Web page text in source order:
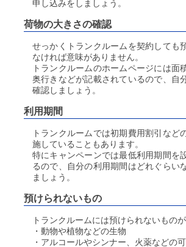
申し込みをしましょう。
荷物の大きさの確認
せっかくトランクルームを契約しても
なければ意味がありません。
トランクルームのホームページには面
奥行きなどが記載されているので、自
確認しましょう。
利用期間
トランクルームでは初期費用割引など
施していることもあります。
特にキャンペーンでは最低利用期間を
るので、自分の利用期間はどれぐらい
ましょう。
預けられないもの
トランクルームには預けられないものが
・動物や植物などの生物
・アルコールやシンナー、火薬などの